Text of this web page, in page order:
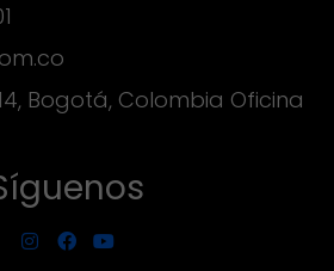
Bogotá, Colombia Oficina